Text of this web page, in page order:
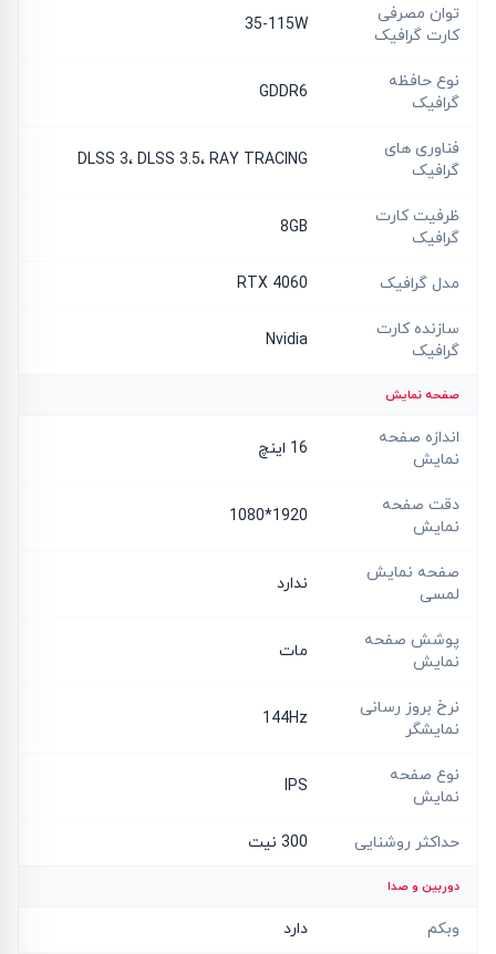
توان مصرفی
کارت گرافیک
35-115W
نوع حافظه
گرافیک
GDDR6
فناوری های
گرافیک
DLSS 3، DLSS 3.5، RAY TRACING
ظرفیت کارت
گرافیک
8GB
مدل گرافیک RTX 4060
سازنده کارت
گرافیک
Nvidia
صفحه نمایش
اندازه صفحه
نمایش
16 اینچ
دقت صفحه
نمایش
1920*1080
صفحه نمایش
لمسی
ندارد
پوشش صفحه
نمایش
مات
نرخ بروز رسانی
نمایشگر
144Hz
نوع صفحه
نمایش
IPS
حداکثر روشنایی 300 نیت
دوربین و صدا
وبکم دارد